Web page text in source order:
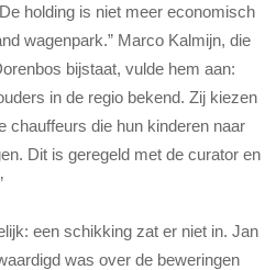
holding is niet meer economisch
wagenpark.” Marco Kalmijn, die
bijstaat, vulde hem aan:
in de regio bekend. Zij kiezen
chauffeurs die hun kinderen naar
Dit is geregeld met de curator en
een schikking zat er niet in. Jan
was over de beweringen